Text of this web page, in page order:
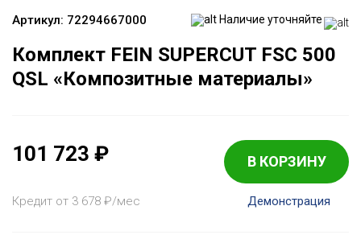
Артикул: 72294667000 Наличие уточняйте
Комплект FEIN SUPERCUT FSC 500
QSL «Композитные материалы»
101 723 ₽ В КОРЗИНУ
Кредит от 3 678 ₽/мес Демонстрация